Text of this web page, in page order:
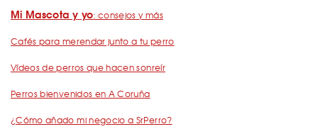
Mi Mascota y yo: consejos y más
Cafés para merendar junto a tu perro
Vídeos de perros que hacen sonreír
Perros bienvenidos en A Coruña
¿Cómo añado mi negocio a SrPerro?